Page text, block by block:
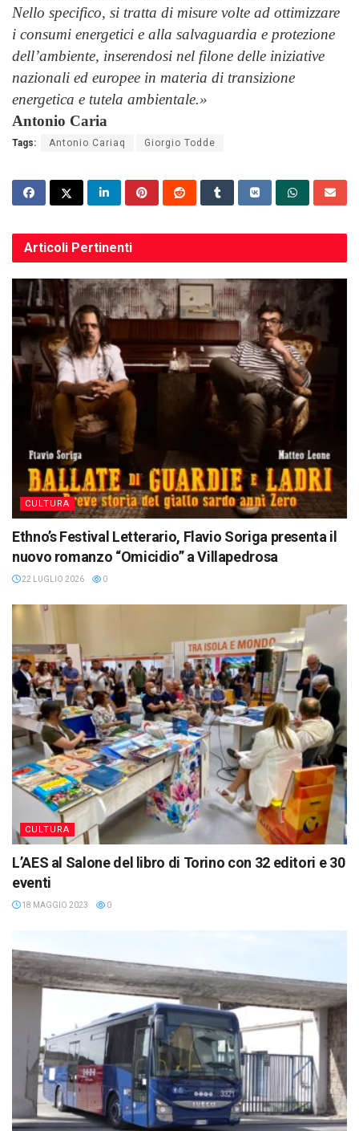
Nello specifico, si tratta di misure volte ad ottimizzare
i consumi energetici e alla salvaguardia e protezione
dell’ambiente, inserendosi nel filone delle iniziative
nazionali ed europee in materia di transizione
energetica e tutela ambientale.»
Antonio Caria
Tags: Antonio Cariaq Giorgio Todde
Articoli Pertinenti
CULTURA
Ethno’s Festival Letterario, Flavio Soriga presenta il
nuovo romanzo “Omicidio” a Villapedrosa
22 LUGLIO 2026 0
CULTURA
L’AES al Salone del libro di Torino con 32 editori e 30
eventi
18 MAGGIO 2023 0